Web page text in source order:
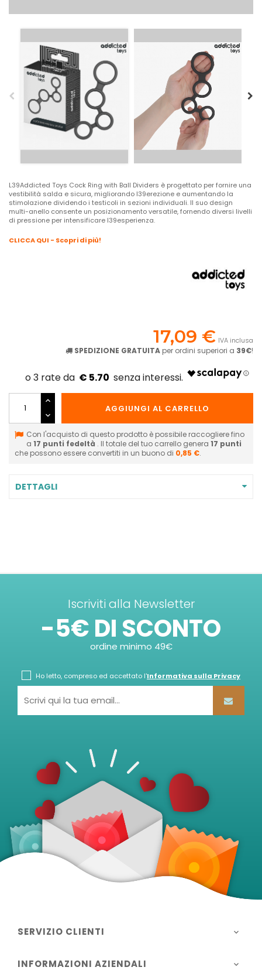
L39Addicted Toys Cock Ring with Ball Dividers è progettato per fornire una
vestibilità salda e sicura, migliorando l39erezione e aumentando la
stimolazione dividendo i testicoli in sezioni individuali. Il suo design
multi-anello consente un posizionamento versatile, fornendo diversi livelli
di pressione per intensificare l39esperienza.
CLICCA QUI - Scopri di più!
17,09 € IVA inclusa
SPEDIZIONE GRATUITA per ordini superiori a 39€!
€ 5.70
AGGIUNGI AL CARRELLO
Con l'acquisto di questo prodotto è possibile raccogliere fino
a 17 punti fedeltà . Il totale del tuo carrello genera 17 punti
che possono essere convertiti in un buono di 0,85 €.
DETTAGLI
Iscriviti alla Newsletter
-5€ DI SCONTO
ordine minimo 49€
Ho letto, compreso ed accettato l'Informativa sulla Privacy
SERVIZIO CLIENTI 
INFORMAZIONI AZIENDALI 